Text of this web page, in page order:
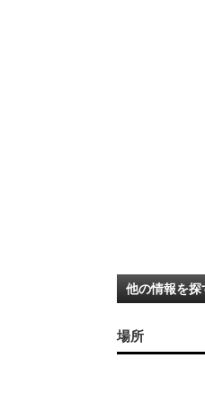
他の情報を探
場所